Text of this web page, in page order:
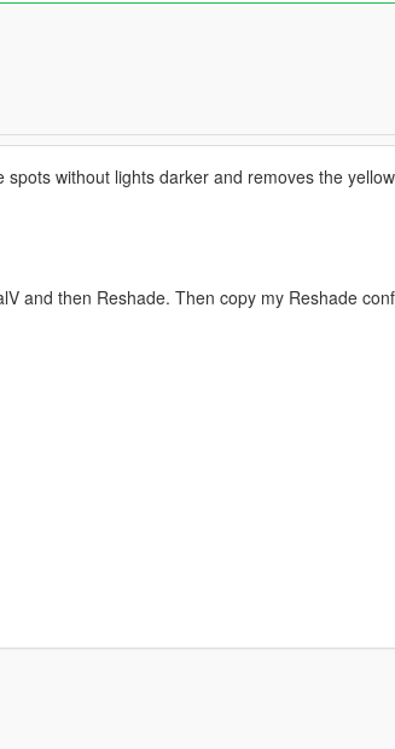
without lights darker and removes the
and then Reshade. Then copy my Reshade